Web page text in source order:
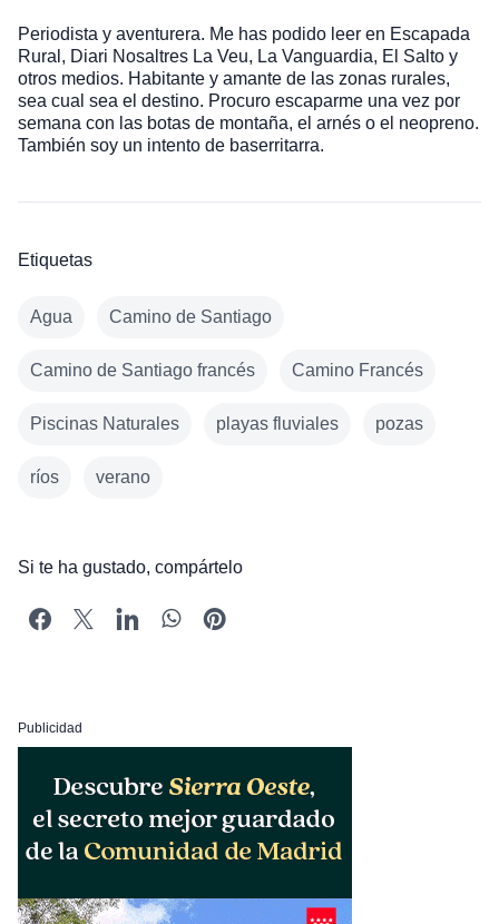
Periodista y aventurera. Me has podido leer en Escapada
Rural, Diari Nosaltres La Veu, La Vanguardia, El Salto y
otros medios. Habitante y amante de las zonas rurales,
sea cual sea el destino. Procuro escaparme una vez por
semana con las botas de montaña, el arnés o el neopreno.
También soy un intento de baserritarra.
Etiquetas
Agua Camino de Santiago
Camino de Santiago francés Camino Francés
Piscinas Naturales playas fluviales pozas
ríos verano
Si te ha gustado, compártelo
Publicidad